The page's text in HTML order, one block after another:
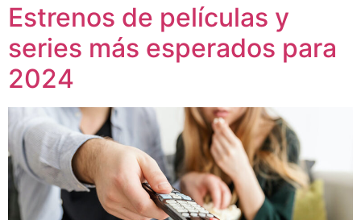
Estrenos de películas y
series más esperados para
2024